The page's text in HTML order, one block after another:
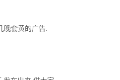
晚套黄的广告.